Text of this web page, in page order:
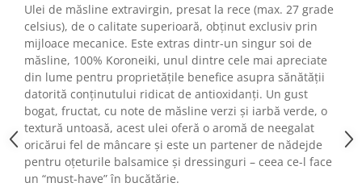
Ulei de măsline extravirgin, presat la rece (max. 27 grade
celsius), de o calitate superioară, obținut exclusiv prin
mijloace mecanice. Este extras dintr-un singur soi de
măsline, 100% Koroneiki, unul dintre cele mai apreciate
din lume pentru proprietățile benefice asupra sănătății
datorită conținutului ridicat de antioxidanți. Un gust
bogat, fructat, cu note de măsline verzi și iarbă verde, o
textură untoasă, acest ulei oferă o aromă de neegalat
oricărui fel de mâncare și este un partener de nădejde
pentru oțeturile balsamice și dressinguri – ceea ce-l face
un “must-have” în bucătărie.